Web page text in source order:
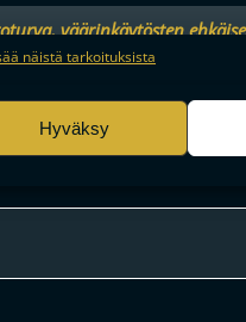
väärinkäytösten
ja sisällön tekninen
näistä tarkoituksista
Hyväksy
alusta ratkaisuhetkiin